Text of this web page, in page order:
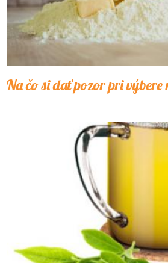
Na čo si dať pozor pri výbere